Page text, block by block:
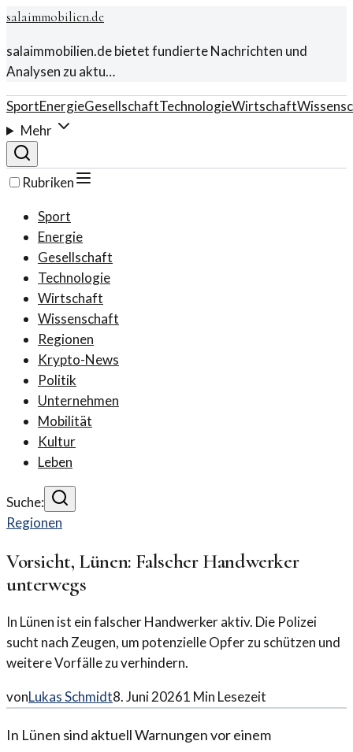
salaimmobilien.de
salaimmobilien.de bietet fundierte Nachrichten und
Analysen zu aktu…
SportEnergieGesellschaftTechnologieWirtschaft
Mehr
Rubriken
Sport
Energie
Gesellschaft
Technologie
Wirtschaft
Wissenschaft
Regionen
Krypto-News
Politik
Unternehmen
Mobilität
Kultur
Leben
Suche:
Regionen
Vorsicht, Lünen: Falscher Handwerker
unterwegs
In Lünen ist ein falscher Handwerker aktiv. Die Polizei
sucht nach Zeugen, um potenzielle Opfer zu schützen und
weitere Vorfälle zu verhindern.
vonLukas Schmidt8. Juni 20261 Min Lesezeit
In Lünen sind aktuell Warnungen vor einem